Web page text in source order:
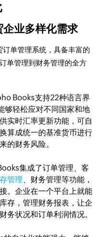
企业多样化需求
单管理系统，具备丰富的
单管理到财务管理的全方
Books支持22种语言界
够轻松应对不同国家和地
实时汇率更新功能，可自
算成统一的基准货币进行
的财务风险。
集成了订单管理、客
管理、财务管理等功能，
。企业在一个平台上就能
存，管理财务报表，让企
务状况和订单利润情况。